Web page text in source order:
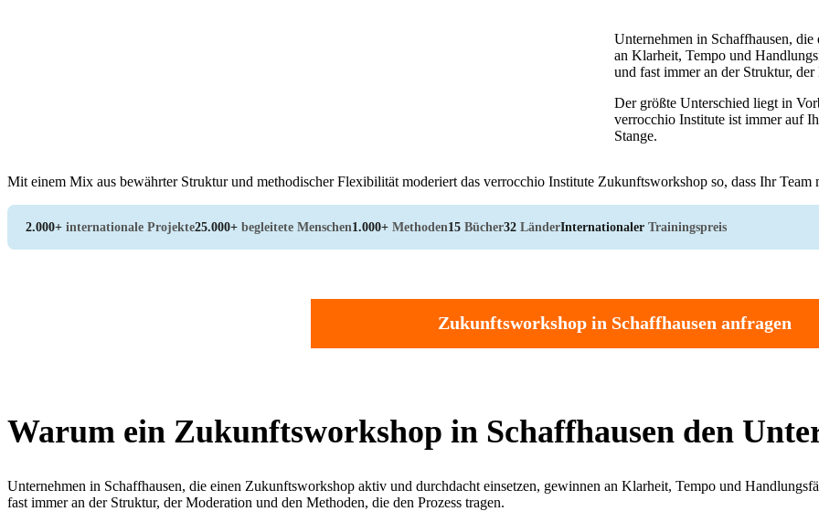
Unternehmen in Schaffhausen,
an Klarheit, Tempo und
und fast immer an der Struktur,
Der größte Unterschied liegt in
verrocchio Institute ist immer auf
Stange.
Mit einem Mix aus bewährter Struktur und methodischer Flexibilität moderiert das verrocchio Institute Zukunftsworkshop so, dass Ihr
2.000+ internationale Projekte25.000+ begleitete Menschen1.000+ Methoden15 Bücher32 LänderInternationaler Trainingspreis
Zukunftsworkshop in Schaffhausen anfragen
Warum ein Zukunftsworkshop in Schaffhausen den
Unternehmen in Schaffhausen, die einen Zukunftsworkshop aktiv und durchdacht einsetzen, gewinnen an Klarheit, Tempo und
fast immer an der Struktur, der Moderation und den Methoden, die den Prozess tragen.